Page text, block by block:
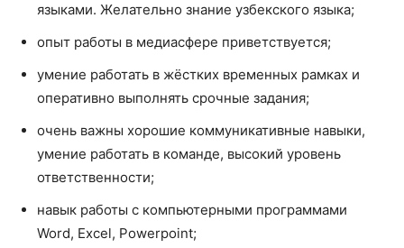
языками. Желательно знание узбекского языка;
опыт работы в медиасфере приветствуется;
умение работать в жёстких временных рамках и
оперативно выполнять срочные задания;
очень важны хорошие коммуникативные навыки,
умение работать в команде, высокий уровень
ответственности;
навык работы с компьютерными программами
Word, Excel, Powerpoint;